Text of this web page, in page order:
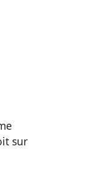
sur